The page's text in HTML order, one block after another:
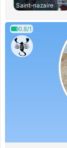
Saint-nazaire
0.8/1